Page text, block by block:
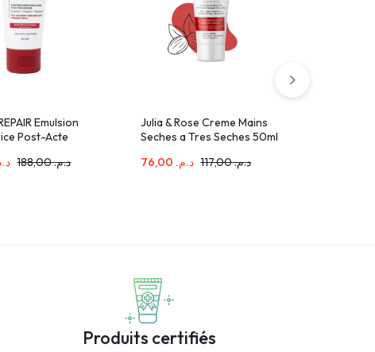
Emulsion
Post-Acte
د.م.188,00
Julia & Rose Creme Mains
Seches a Tres Seches 50ml
د.م.
د.م.117,00
Produits certifiés